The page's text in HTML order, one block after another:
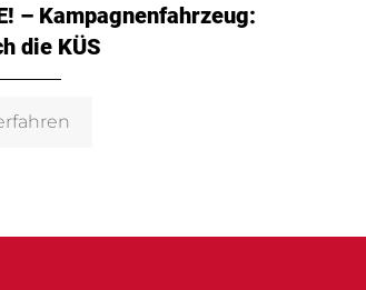
– Kampagnenfahrzeug:
die KÜS